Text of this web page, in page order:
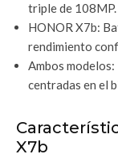
triple de 108MP.
HONOR X7b:
rendimiento
Ambos
centradas en el
X7b